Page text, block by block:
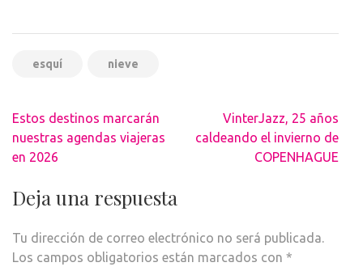
esquí nieve
Navegación
de
entradas
Estos destinos marcarán
nuestras agendas viajeras
en 2026
VinterJazz, 25 años
caldeando el invierno de
COPENHAGUE
Deja una respuesta
Tu dirección de correo electrónico no será publicada.
Los campos obligatorios están marcados con *